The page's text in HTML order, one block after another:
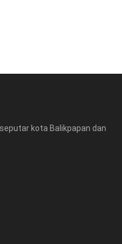
kota Balikpapan dan